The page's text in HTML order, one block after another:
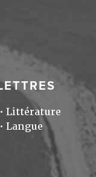
Littérature
Langue